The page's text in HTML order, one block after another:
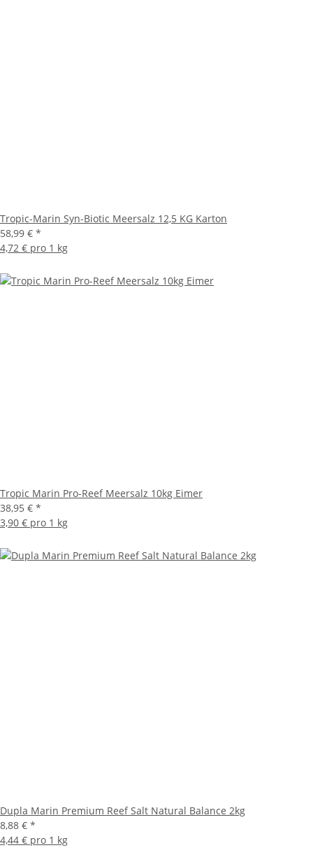
Tropic-Marin Syn-Biotic Meersalz 12,5 KG Karton
58,99 € *
4,72 € pro 1 kg
Tropic Marin Pro-Reef Meersalz 10kg Eimer
38,95 € *
3,90 € pro 1 kg
Dupla Marin Premium Reef Salt Natural Balance 2kg
8,88 € *
4,44 € pro 1 kg